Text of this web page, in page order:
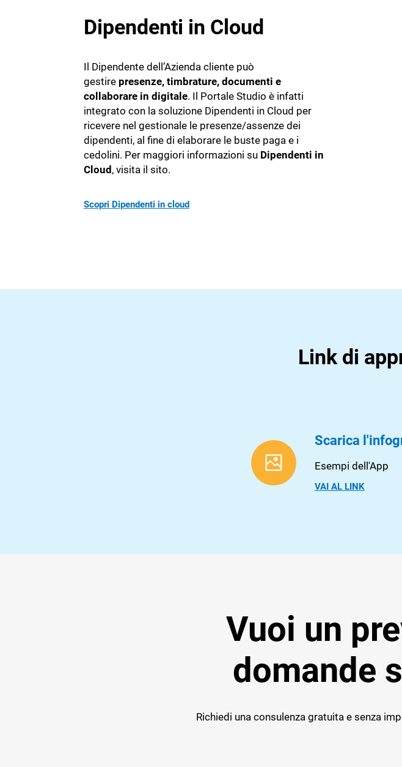
Dipendenti in Cloud
Il Dipendente dell’Azienda cliente può
gestire presenze, timbrature, documenti e
collaborare in digitale. Il Portale Studio è infatti
integrato con la soluzione Dipendenti in Cloud per
ricevere nel gestionale le presenze/assenze dei
dipendenti, al fine di elaborare le buste paga e i
cedolini. Per maggiori informazioni su Dipendenti in
Cloud , visita il sito.
Scopri Dipendenti in cloud
Link di
Scarica
Esempi dell'App
VAI AL LINK
Vuoi un
domande
Richiedi una consulenza gratuita e senza